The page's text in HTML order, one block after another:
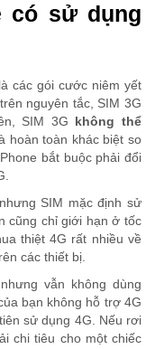
có sử dụng
các gói cước niêm yết
nguyên tắc, SIM 3G
SIM 3G không thể
hoàn toàn khác biệt so
bắt buộc phải đổi
SIM mặc định sử
cũng chỉ giới hạn ở tốc
thiệt 4G rất nhiều về
các thiết bị.
vẫn không dùng
bạn không hỗ trợ 4G
sử dụng 4G. Nếu rơi
chi tiêu cho một chiếc